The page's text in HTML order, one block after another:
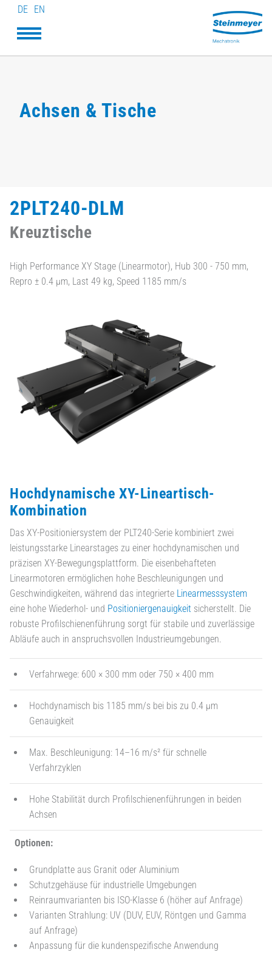
DE EN
Achsen & Tische
2PLT240-DLM
Kreuztische
High Performance XY Stage (Linearmotor), Hub 300 - 750 mm,
Repro ± 0.4 µm, Last 49 kg, Speed 1185 mm/s
Hochdynamische XY-Lineartisch-
Kombination
Das XY-Positioniersystem der PLT240-Serie kombiniert zwei
leistungsstarke Linearstages zu einer hochdynamischen und
präzisen XY-Bewegungsplattform. Die eisenbehafteten
Linearmotoren ermöglichen hohe Beschleunigungen und
Geschwindigkeiten, während das integrierte Linearmesssystem
eine hohe Wiederhol- und Positioniergenauigkeit sicherstellt. Die
robuste Profilschienenführung sorgt für stabile und zuverlässige
Abläufe auch in anspruchsvollen Industrieumgebungen.
Verfahrwege: 600 × 300 mm oder 750 × 400 mm
Hochdynamisch bis 1185 mm/s bei bis zu 0.4 µm
Genauigkeit
Max. Beschleunigung: 14–16 m/s² für schnelle
Verfahrzyklen
Hohe Stabilität durch Profilschienenführungen in beiden
Achsen
Optionen:
Grundplatte aus Granit oder Aluminium
Schutzgehäuse für industrielle Umgebungen
Reinraumvarianten bis ISO-Klasse 6 (höher auf Anfrage)
Varianten Strahlung: UV (DUV, EUV, Röntgen und Gamma
auf Anfrage)
Anpassung für die kundenspezifische Anwendung